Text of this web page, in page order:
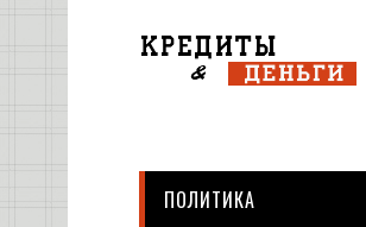
ПОЛИТИКА